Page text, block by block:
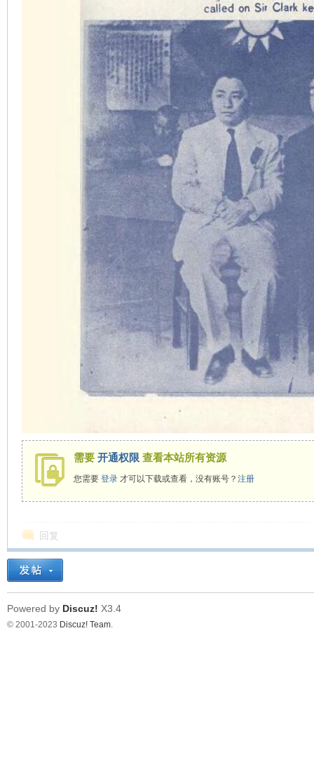
需要 开通权限 查看本站所有资源
您需要 登录才可以下载或查看，没有账号？ 注册
回复
Powered by Discuz! X3.4
© 2001-2023 Discuz! Team.